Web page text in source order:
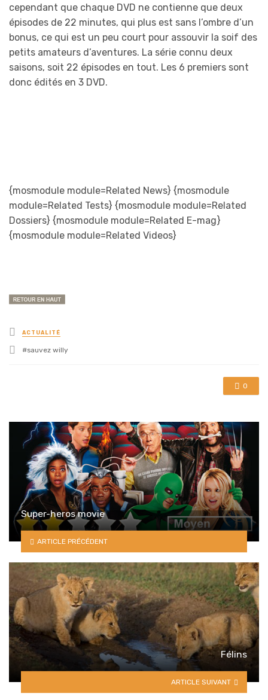
cependant que chaque DVD ne contienne que deux
épisodes de 22 minutes, qui plus est sans l’ombre d’un
bonus, ce qui est un peu court pour assouvir la soif des
petits amateurs d’aventures. La série connu deux
saisons, soit 22 épisodes en tout. Les 6 premiers sont
donc édités en 3 DVD.
{mosmodule module=Related News} {mosmodule
module=Related Tests} {mosmodule module=Related
Dossiers} {mosmodule module=Related E-mag}
{mosmodule module=Related Videos}
Posted
in
ACTUALITÉ
Tagged
sauvez willy
0
Super-heros movie
ARTICLE PRÉCÉDENT
Félins
ARTICLE SUIVANT